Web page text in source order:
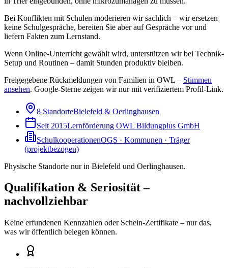
Bei Konflikten mit Schulen moderieren wir sachlich – wir ersetzen
keine Schulgespräche, bereiten Sie aber auf Gespräche vor und
liefern Fakten zum Lernstand.
Wenn Online-Unterricht gewählt wird, unterstützen wir bei Technik-
Setup und Routinen – damit Stunden produktiv bleiben.
Freigegebene Rückmeldungen von Familien in OWL – Stimmen
ansehen. Google-Sterne zeigen wir nur mit verifiziertem Profil-Link.
8 StandorteBielefeld & Oerlinghausen
Seit 2015Lernförderung OWL Bildungplus GmbH
SchulkooperationenOGS · Kommunen · Träger
(projektbezogen)
Physische Standorte nur in Bielefeld und Oerlinghausen.
Qualifikation & Seriosität –
nachvollziehbar
Keine erfundenen Kennzahlen oder Schein-Zertifikate – nur das,
was wir öffentlich belegen können.